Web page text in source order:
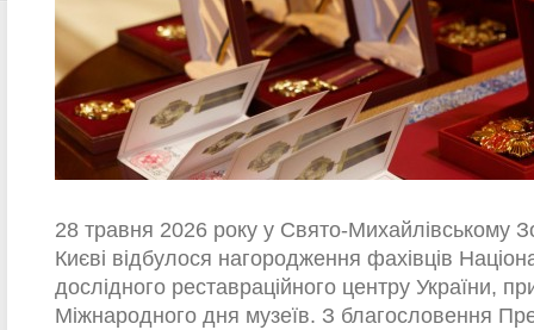
28 травня 2026 року у Свято-Михайлівському
Києві відбулося нагородження фахівців
дослідного реставраційного центру України,
Міжнародного дня музеїв. З благословення